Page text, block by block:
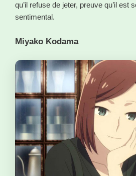
qu’il refuse de jeter, preuve qu’il est
sentimental.
Miyako Kodama